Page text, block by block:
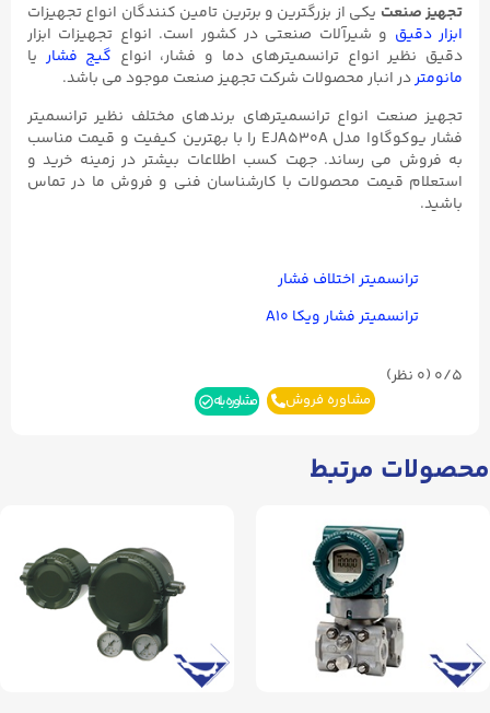
تجهیز صنعت یکی از بزرگترین و برترین تامین کنندگان انواع تجهیزات
ابزار دقیق و شیرآلات صنعتی در کشور است. انواع تجهیزات ابزار
دقیق نظیر انواع ترانسمیترهای دما و فشار، انواع گیج فشاریا
مانومتردر انبار محصولات شرکت تجهیز صنعت موجود می باشد.
تجهیز صنعت انواع ترانسمیترهای برندهای مختلف نظیر ترانسمیتر
فشار یوکوگاوا مدل EJA530A را با بهترین کیفیت و قیمت مناسب
به فروش می رساند. جهت کسب اطلاعات بیشتر در زمینه خرید و
استعلام قیمت محصولات با کارشناسان فنی و فروش ما در تماس
باشید.
ترانسمیتر اختلاف فشار
ترانسمیتر فشار ویکا A۱۰
0/5 (۰ نظر)
مشاوره فروش مشاوره بله
محصولات مرتبط